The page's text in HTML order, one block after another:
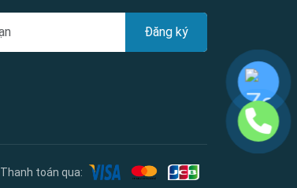
Đăng ký
Thanh toán qua: